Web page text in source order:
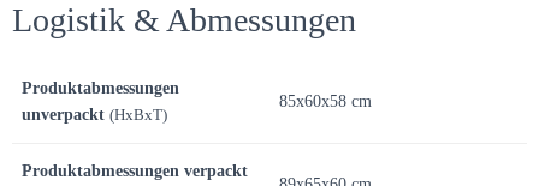
Logistik & Abmessungen
Produktabmessungen
unverpackt (HxBxT)
85x60x58 cm
Produktabmessungen verpackt